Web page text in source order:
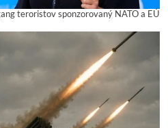
teroristov sponzorovaný NATO a EÚ